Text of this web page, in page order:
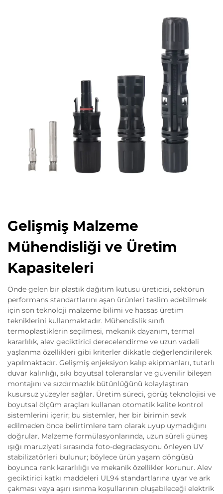
Gelişmiş Malzeme
Mühendisliği ve Üretim
Kapasiteleri
Önde gelen bir plastik dağıtım kutusu üreticisi, sektörün
performans standartlarını aşan ürünleri teslim edebilmek
için son teknoloji malzeme bilimi ve hassas üretim
tekniklerini kullanmaktadır. Mühendislik sınıfı
termoplastiklerin seçilmesi, mekanik dayanım, termal
kararlılık, alev geciktirici derecelendirme ve uzun vadeli
yaşlanma özellikleri gibi kriterler dikkatle değerlendirilerek
yapılmaktadır. Gelişmiş enjeksiyon kalıp ekipmanları, tutarlı
duvar kalınlığı, sıkı boyutsal toleranslar ve güvenilir bileşen
montajını ve sızdırmazlık bütünlüğünü kolaylaştıran
kusursuz yüzeyler sağlar. Üretim süreci, görüş teknolojisi ve
boyutsal ölçüm araçları kullanan otomatik kalite kontrol
sistemlerini içerir; bu sistemler, her bir birimin sevk
edilmeden önce belirtimlere tam olarak uyup uymadığını
doğrular. Malzeme formülasyonlarında, uzun süreli güneş
ışığı maruziyeti sırasında foto-degradasyonu önleyen UV
stabilizatörleri bulunur; böylece ürün yaşam döngüsü
boyunca renk kararlılığı ve mekanik özellikler korunur. Alev
geciktirici katkı maddeleri UL94 standartlarına uyar ve ark
çakması veya aşırı ısınma koşullarının oluşabileceği elektrik